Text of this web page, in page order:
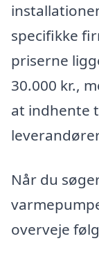
specifikke
priserne
30.000 kr.,
at indhente
Når du
overveje